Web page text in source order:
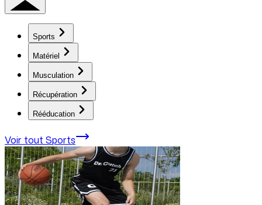
Sports
Matériel
Musculation
Récupération
Rééducation
Voir tout Sports